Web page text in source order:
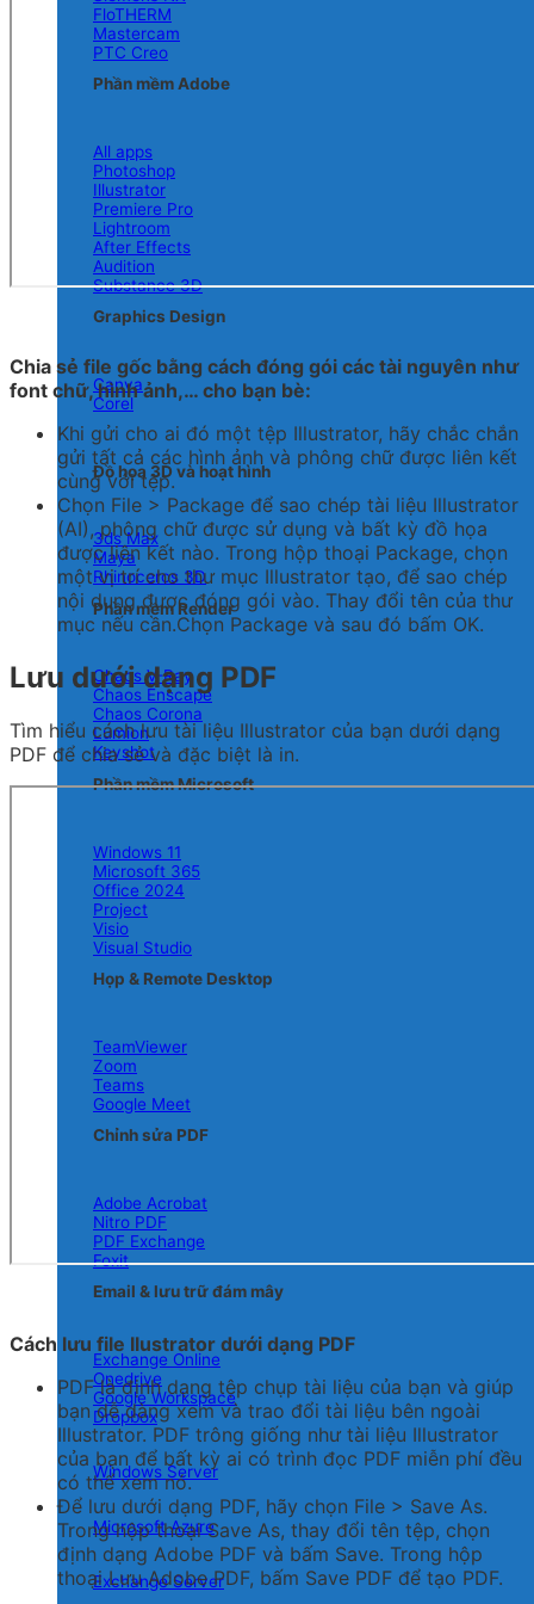
FloTHERM
Mastercam
PTC Creo
Phần mềm Adobe
All apps
Photoshop
Illustrator
Premiere Pro
Lightroom
After Effects
Audition
Substance 3D
Graphics Design
Canva
Corel
Đồ họa 3D và hoạt hình
3ds Max
Maya
Rhinoceros 3D
Phần mềm Render
Chaos V-Ray
Chaos Enscape
Chaos Corona
Lumion
Keyshot
Phần mềm Microsoft
Windows 11
Microsoft 365
Office 2024
Project
Visio
Visual Studio
Họp & Remote Desktop
TeamViewer
Zoom
Teams
Google Meet
Chỉnh sửa PDF
Adobe Acrobat
Nitro PDF
PDF Exchange
Foxit
Email & lưu trữ đám mây
Exchange Online
Onedrive
Google Workspace
Dropbox
Windows Server
Microsoft Azure
Exchange Server
Chia sẻ file gốc bằng cách đóng gói các tài nguyên như
font chữ, hình ảnh,… cho bạn bè:
Khi gửi cho ai đó một tệp Illustrator, hãy chắc chắn
gửi tất cả các hình ảnh và phông chữ được liên kết
cùng với tệp.
Chọn File > Package để sao chép tài liệu Illustrator
(AI), phông chữ được sử dụng và bất kỳ đồ họa
được liên kết nào. Trong hộp thoại Package, chọn
một vị trí cho thư mục Illustrator tạo, để sao chép
nội dung được đóng gói vào. Thay đổi tên của thư
mục nếu cần.Chọn Package và sau đó bấm OK.
Lưu dưới dạng PDF
Tìm hiểu cách lưu tài liệu Illustrator của bạn dưới dạng
PDF để chia sẻ và đặc biệt là in.
Cách lưu file Ilustrator dưới dạng PDF
PDF là định dạng tệp chụp tài liệu của bạn và giúp
bạn dễ dàng xem và trao đổi tài liệu bên ngoài
Illustrator. PDF trông giống như tài liệu Illustrator
của bạn để bất kỳ ai có trình đọc PDF miễn phí đều
có thể xem nó.
Để lưu dưới dạng PDF, hãy chọn File > Save As.
Trong hộp thoại Save As, thay đổi tên tệp, chọn
định dạng Adobe PDF và bấm Save. Trong hộp
thoại Lưu Adobe PDF, bấm Save PDF để tạo PDF.